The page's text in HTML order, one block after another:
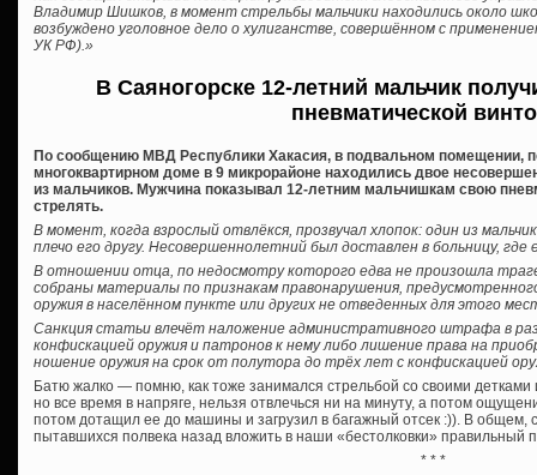
Владимир Шишков, в момент стрельбы мальчики находились около
возбуждено уголовное дело о хулиганстве, совершённом с
УК РФ).»
В Саяногорске 12-летний мальчик
пневматической
По сообщению МВД Республики Хакасия, в подвальном помещении,
многоквартирном доме в 9 микрорайоне находились двое
из мальчиков. Мужчина показывал 12-летним мальчишкам свою
стрелять.
В момент, когда взрослый отвлёкся, прозвучал хлопок: один из
плечо его другу. Несовершеннолетний был доставлен в больницу,
В отношении отца, по недосмотру которого едва не произошла
собраны материалы по признакам правонарушения,
оружия в населённом пункте или других не отведенных для этого
Санкция статьи влечёт наложение административного штрафа в
конфискацией оружия и патронов к нему либо лишение права на
ношение оружия на срок от полутора до трёх лет с конфискацией
Батю жалко — помню, как тоже занимался стрельбой со своими
но все время в напряге, нельзя отвлечься ни на минуту, а потом
потом дотащил ее до машины и загрузил в багажный отсек :)). В общем,
пытавшихся полвека назад вложить в наши «бестолковки»
* * *